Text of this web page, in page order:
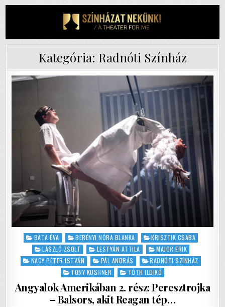
Kategória: Radnóti Színház
Posted
BATA ÉVA BERÉNYI NÓRA BLANKA
KRISZTIK CSABA
LÁSZLÓ ZSOLT
LESTYÁN ATTILA
MAJOR ERIK
NAGY PÉTER ISTVÁN
PÁL ANDRÁS
RADNÓTI SZÍNHÁZ
TONY KUSHNER
TÓTH ILDIKÓ
Angyalok Amerikában 2. rész: Peresztrojka
– Balsors, akit Reagan tép…